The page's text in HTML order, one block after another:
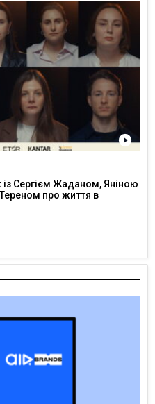
Сергієм Жаданом, Яніною
про життя в